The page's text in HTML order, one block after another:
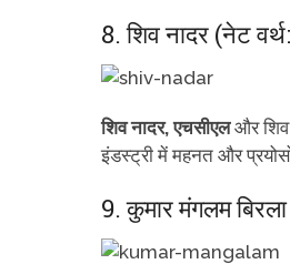
8. शिव नादर (नेट
शिव नादर, एचसीएलऔर शिव
इंडस्ट्री में महनत और
9. कुमार मंगलम